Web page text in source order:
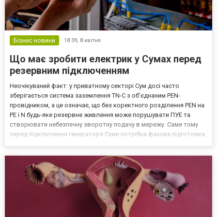
Бізнес новини 18:39, 8 квітня
Що має зробити електрик у Сумах перед
резервним підключенням
Неочікуваний факт: у приватному секторі Сум досі часто
зберігається система заземлення TN-C з об’єднаним PEN-
провідником, а це означає, що без коректного розділення PEN на
PE і N будь-яке резервне живлення може порушувати ПУЕ та
створювати небезпечну зворотну подачу в мережу. Саме тому
перед підключення генератора Суми потрібна фахова підготовка.